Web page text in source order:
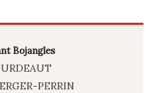
Bojangles
PERRIN